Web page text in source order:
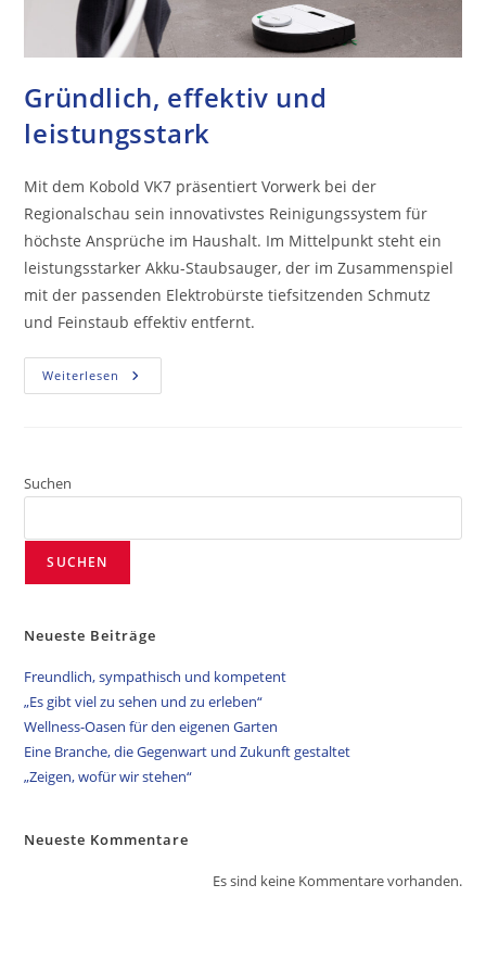
Gründlich, effektiv und
leistungsstark
Mit dem Kobold VK7 präsentiert Vorwerk bei der
Regionalschau sein innovativstes Reinigungssystem für
höchste Ansprüche im Haushalt. Im Mittelpunkt steht ein
leistungsstarker Akku-Staubsauger, der im Zusammenspiel
mit der passenden Elektrobürste tiefsitzenden Schmutz
und Feinstaub effektiv entfernt.
Weiterlesen
Suchen
SUCHEN
Neueste Beiträge
Freundlich, sympathisch und kompetent
„Es gibt viel zu sehen und zu erleben“
Wellness-Oasen für den eigenen Garten
Eine Branche, die Gegenwart und Zukunft gestaltet
„Zeigen, wofür wir stehen“
Neueste Kommentare
Es sind keine Kommentare vorhanden.